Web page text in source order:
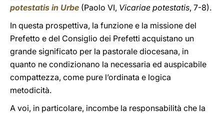
potestatis in Urbe (Paolo VI, Vicariae potestatis, 7-8).
In questa prospettiva, la funzione e la missione del
Prefetto e del Consiglio dei Prefetti acquistano un
grande significato per la pastorale diocesana, in
quanto ne condizionano la necessaria ed auspicabile
compattezza, come pure l’ordinata e logica
metodicità.
A voi, in particolare, incombe la responsabilità che la